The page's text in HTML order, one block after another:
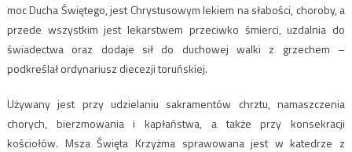
moc Ducha Świętego, jest Chrystusowym lekiem na słabości, choroby, a
przede wszystkim jest lekarstwem przeciwko śmierci, uzdalnia do
świadectwa oraz dodaje sił do duchowej walki z grzechem –
podkreślał ordynariusz diecezji toruńskiej.
Używany jest przy udzielaniu sakramentów chrztu, namaszczenia
chorych, bierzmowania i kapłaństwa, a także przy konsekracji
kościołów. Msza Święta Krzyżma sprawowana jest w katedrze z